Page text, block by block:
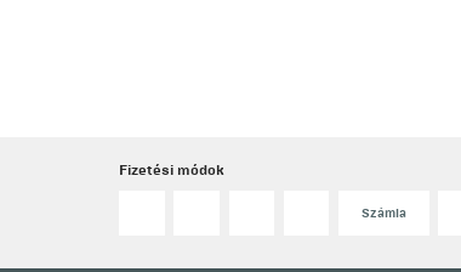
Fizetési módok
Számla